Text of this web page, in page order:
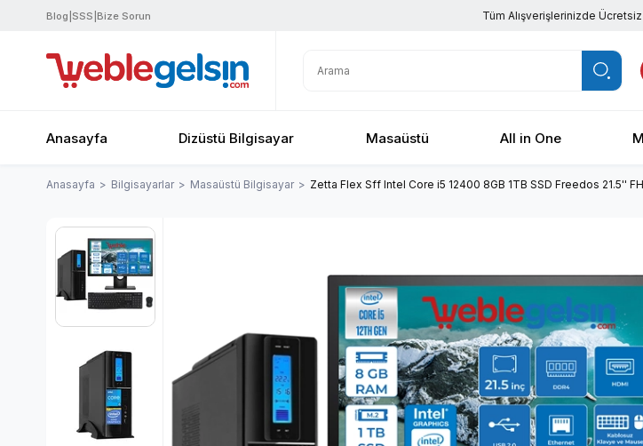
Blog SSS Bize Sorun Tüm Alışverişlerinizde Ücretsiz
Anasayfa Dizüstü Bilgisayar Masaüstü All in One
Anasayfa Bilgisayarlar Masaüstü Bilgisayar Zetta Flex Sff Intel Core i5 12400 8GB 1TB SSD Freedos 21.5''